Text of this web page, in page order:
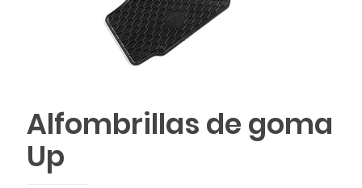
Alfombrillas de goma
Up